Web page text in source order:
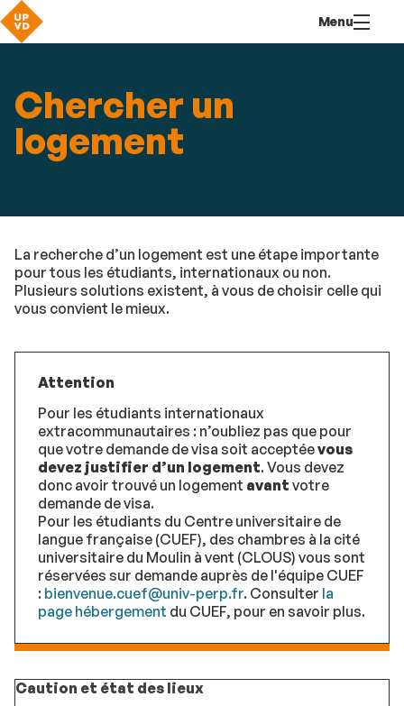
contenu
Menu
Chercher un
logement
La recherche d’un logement est une étape importante
pour tous les étudiants, internationaux ou non.
Plusieurs solutions existent, à vous de choisir celle qui
vous convient le mieux.
Attention
Pour les étudiants internationaux
extracommunautaires : n’oubliez pas que pour
que votre demande de visa soit acceptéevous
devez justifier d’un logement. Vous devez
donc avoir trouvé un logement avant votre
demande de visa.
Pour les étudiants du Centre universitaire de
langue française (CUEF), des chambres à la cité
universitaire du Moulin à vent (CLOUS) vous sont
réservées sur demande auprès de l'équipe CUEF
: bienvenue.cuef@univ-perp.fr. Consulter la
page hébergement du CUEF, pour en savoir plus.
Caution et état des lieux